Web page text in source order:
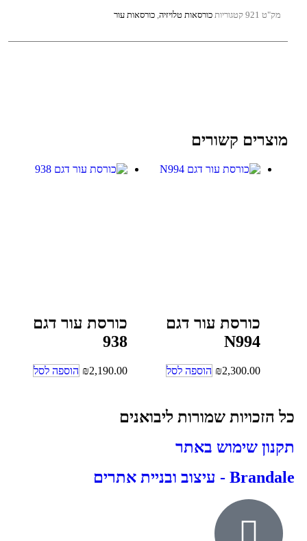
מוצרים קשורים
כורסת עור דגם
N994
₪2,300.00 הוספה לסל
כורסת עור דגם
938
₪2,190.00 הוספה לסל
מק"ט921 קטגוריות כורסאות טלויזיה,כורסאות עור
כל הזכויות שמורות ליבואנים
תקנון שימוש באתר
Brandale - עיצוב ובניית אתרים